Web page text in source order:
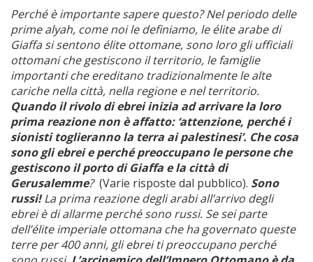
Perché è importante sapere questo? Nel periodo delle
prime alyah, come noi le definiamo, le élite arabe di
Giaffa si sentono élite ottomane, sono loro gli ufficiali
ottomani che gestiscono il territorio, le famiglie
importanti che ereditano tradizionalmente le alte
cariche nella città, nella regione e nel territorio.
Quando il rivolo di ebrei inizia ad arrivare la loro
prima reazione non è affatto: ‘attenzione, perché i
sionisti toglieranno la terra ai palestinesi’. Che cosa
sono gli ebrei e perché preoccupano le persone che
gestiscono il porto di Giaffa e la città di
Gerusalemme?(Varie risposte dal pubblico). Sono
russi! La prima reazione degli arabi all’arrivo degli
ebrei è di allarme perché sono russi. Se sei parte
dell’élite imperiale ottomana che ha governato queste
terre per 400 anni, gli ebrei ti preoccupano perché